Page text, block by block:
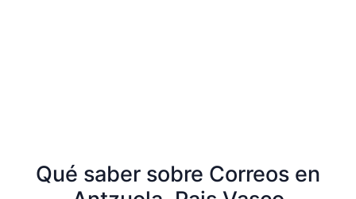
Qué saber sobre Correos en